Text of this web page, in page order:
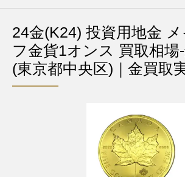
24金(K24) 投資用地金
フ金貨1オンス 買取相場
(東京都中央区)｜金買取